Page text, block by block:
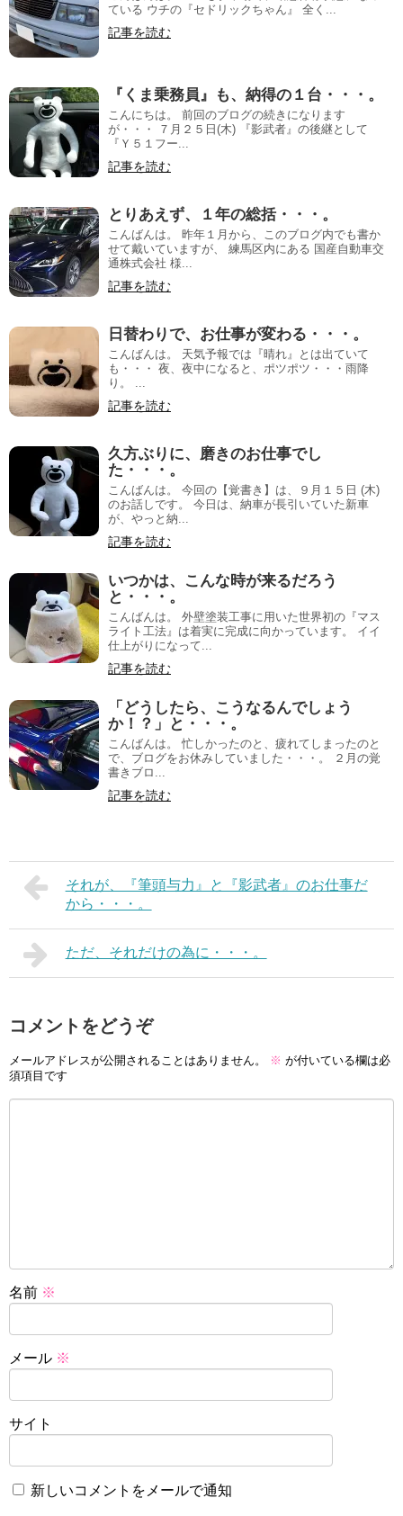
ている ウチの『セドリックちゃん』 全く...
記事を読む
『くま乗務員』も、納得の１台・・・。
こんにちは。 前回のブログの続きになります
が・・・ ７月２５日(木) 『影武者』の後継として
『Ｙ５１フー...
記事を読む
とりあえず、１年の総括・・・。
こんばんは。 昨年１月から、このブログ内でも書か
せて戴いていますが、 練馬区内にある 国産自動車交
通株式会社 様...
記事を読む
日替わりで、お仕事が変わる・・・。
こんばんは。 天気予報では『晴れ』とは出ていて
も・・・ 夜、夜中になると、ポツポツ・・・雨降
り。 ...
記事を読む
久方ぶりに、磨きのお仕事でし
た・・・。
こんばんは。 今回の【覚書き】は、９月１５日 (木)
のお話しです。 今日は、納車が長引いていた新車
が、やっと納...
記事を読む
いつかは、こんな時が来るだろう
と・・・。
こんばんは。 外壁塗装工事に用いた世界初の『マス
ライト工法』は着実に完成に向かっています。 イイ
仕上がりになって...
記事を読む
「どうしたら、こうなるんでしょう
か！？」と・・・。
こんばんは。 忙しかったのと、疲れてしまったのと
で、ブログをお休みしていました・・・。 ２月の覚
書きブロ...
記事を読む
それが、『筆頭与力』と『影武者』のお仕事だ
から・・・。
ただ、それだけの為に・・・。
コメントをどうぞ
メールアドレスが公開されることはありません。 ※ が付いている欄は必
須項目です
名前 ※
メール ※
サイト
新しいコメントをメールで通知